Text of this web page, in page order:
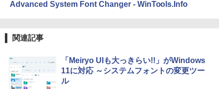
Advanced System Font Changer - WinTools.Info
関連記事
「Meiryo UIも大っきらい!!」がWindows
11に対応 ～システムフォントの変更ツー
ル